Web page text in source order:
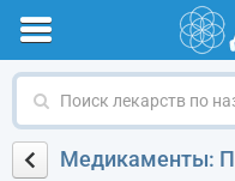
Поиск
по
названиюМедикаменты: